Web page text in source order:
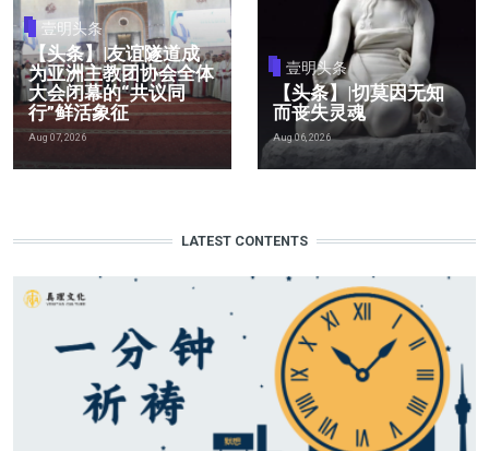
壹明头条
【头条】|友谊隧道成
为亚洲主教团协会全体
大会闭幕的“共议同
行”鲜活象征
Aug 07, 2026
壹明头条
【头条】|切莫因无知
而丧失灵魂
Aug 06, 2026
LATEST CONTENTS